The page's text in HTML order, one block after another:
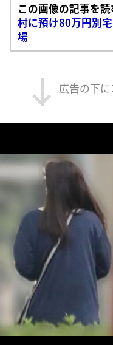
この画像の記事を読
村に預け80万円別
場
広告の下